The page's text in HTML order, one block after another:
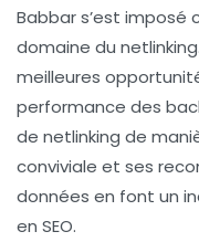
Babbars’est imposé
domaine du
meilleures
performance des
de netlinking de
conviviale et ses
données en font un
en SEO.